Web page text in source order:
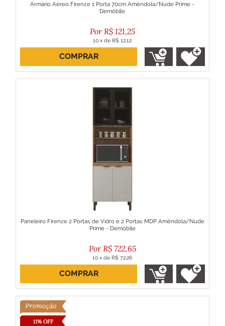
Armário Aéreo Firenze 1 Porta 70cm Amêndola/Nude Prime -
Demóbile
R$ 121,25
10 x de R$ 12,12
ou R$ 109,12 no boleto
COMPRAR
Paneleiro Firenze 2 Portas de Vidro e 2 Portas MDP Amêndola/Nude
Prime - Demóbile
R$ 722,65
10 x de R$ 72,26
ou R$ 650,38 no boleto
COMPRAR
11% OFF